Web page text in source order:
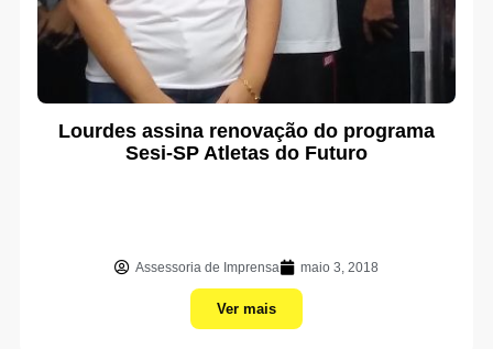
Lourdes assina renovação do programa
Sesi-SP Atletas do Futuro
Assessoria de Imprensa maio 3, 2018
Ver mais